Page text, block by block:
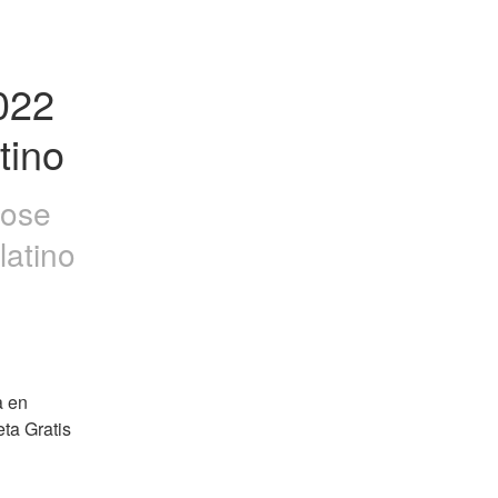
en
Gratis